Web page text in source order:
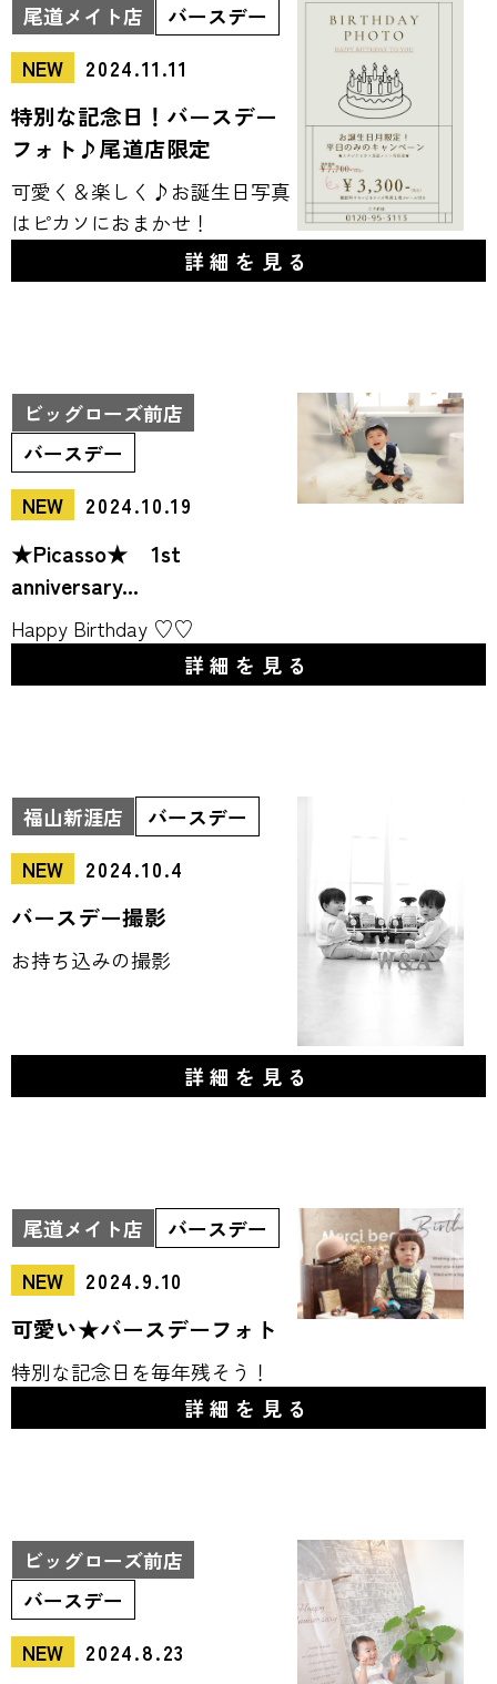
尾道メイト店
バースデー
NEW
2024.11.11
特別な記念日！バースデー
フォト♪尾道店限定
可愛く＆楽しく♪お誕生日写真
はピカソにおまかせ！
詳細を見る
ビッグローズ前店
バースデー
NEW
2024.10.19
★Picasso★ 1st
anniversary...
Happy Birthday ♡♡
詳細を見る
福山新涯店
バースデー
NEW
2024.10.4
バースデー撮影
お持ち込みの撮影
詳細を見る
尾道メイト店
バースデー
NEW
2024.9.10
可愛い★バースデーフォト
特別な記念日を毎年残そう！
詳細を見る
ビッグローズ前店
バースデー
NEW
2024.8.23